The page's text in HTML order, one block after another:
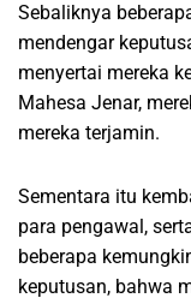
Sebaliknya
mendengar
menyertai mereka
Mahesa Jenar,
mereka terjamin.
Sementara itu
para pengawal,
beberapa
keputusan, bahwa